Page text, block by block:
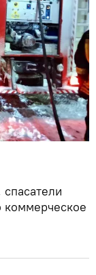
коммерческое